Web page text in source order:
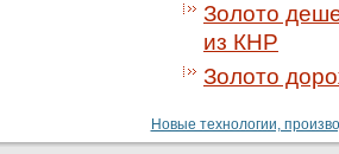
Золото
из КНР
Золото
Новые технологии,